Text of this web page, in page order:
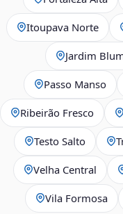
Itoupava Norte
Jardim
Passo Manso
Ribeirão Fresco
Testo Salto
Velha Central
Vila Formosa